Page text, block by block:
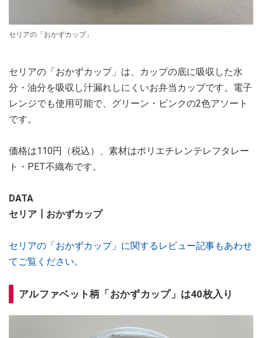
セリアの「おかずカップ」
セリアの「おかずカップ」は、カップの底に吸収した水
分・油分を吸収し汁漏れしにくいお弁当カップです。電子
レンジでも使用可能で、グリーン・ピンクの2色アソート
です。
価格は110円（税込）、素材はポリエチレンテレフタレー
ト・PET不織布です。
DATA
セリア┃おかずカップ
セリアの「おかずカップ」に関するレビュー記事もあわせ
てご覧ください。
アルファベット柄「おかずカップ」は40枚入り